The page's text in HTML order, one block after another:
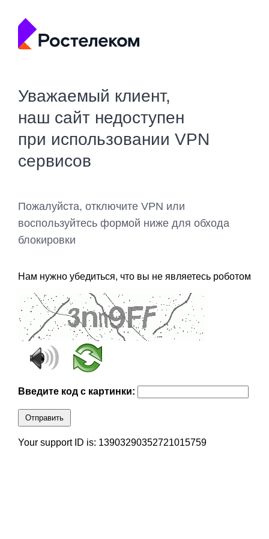
Уважаемый клиент,
наш сайт недоступен
при использовании VPN
сервисов
Пожалуйста, отключите VPN или
воспользуйтесь формой ниже для обхода
блокировки
Нам нужно убедиться, что вы не являетесь роботом
Введите код с картинки:
Отправить
Your support ID is: 13903290352721015759